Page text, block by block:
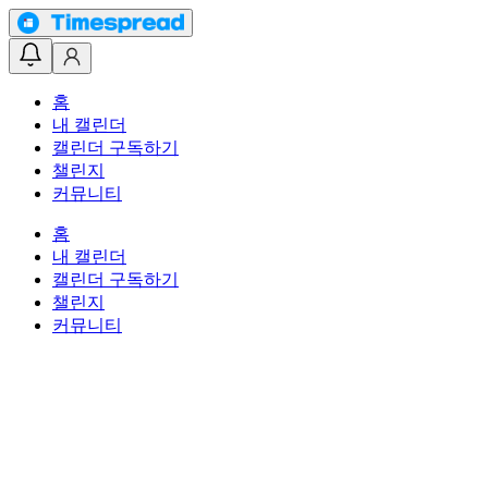
홈
내 캘린더
캘린더 구독하기
챌린지
커뮤니티
홈
내 캘린더
캘린더 구독하기
챌린지
커뮤니티